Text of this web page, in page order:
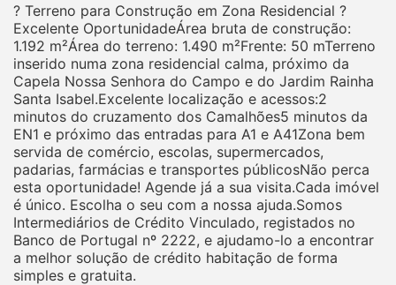
? Terreno para Construção em Zona Residencial ?
Excelente OportunidadeÁrea bruta de construção:
1.192 m²Área do terreno: 1.490 m²Frente: 50 mTerreno
inserido numa zona residencial calma, próximo da
Capela Nossa Senhora do Campo e do Jardim Rainha
Santa Isabel.Excelente localização e acessos:2
minutos do cruzamento dos Camalhões5 minutos da
EN1 e próximo das entradas para A1 e A41Zona bem
servida de comércio, escolas, supermercados,
padarias, farmácias e transportes públicosNão perca
esta oportunidade! Agende já a sua visita.Cada imóvel
é único. Escolha o seu com a nossa ajuda.Somos
Intermediários de Crédito Vinculado, registados no
Banco de Portugal nº 2222, e ajudamo-lo a encontrar
a melhor solução de crédito habitação de forma
simples e gratuita.